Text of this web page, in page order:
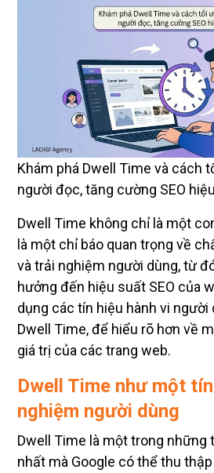
Khám phá Dwell Time và cách
người đọc, tăng cường SEO
Dwell Time không chỉ là một
là một chỉ báo quan trọng về
và trải nghiệm người dùng, từ
hưởng đến hiệu suất SEO của
dụng các tín hiệu hành vi người
Dwell Time, để hiểu rõ hơn về
giá trị của các trang web.
Dwell Time như một
nghiệm người dùng
Dwell Time là một trong những
nhất mà Google có thể thu